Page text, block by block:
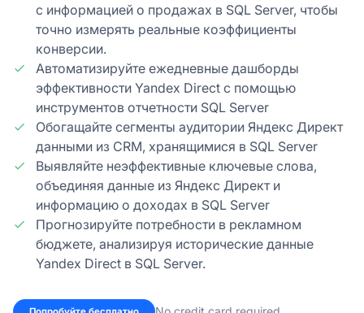
с информацией о продажах в SQL Server, чтобы
точно измерять реальные коэффициенты
конверсии.
Автоматизируйте ежедневные дашборды
эффективности Yandex Direct с помощью
инструментов отчетности SQL Server
Обогащайте сегменты аудитории Яндекс Директ
данными из CRM, хранящимися в SQL Server
Выявляйте неэффективные ключевые слова,
объединяя данные из Яндекс Директ и
информацию о доходах в SQL Server
Прогнозируйте потребности в рекламном
бюджете, анализируя исторические данные
Yandex Direct в SQL Server.